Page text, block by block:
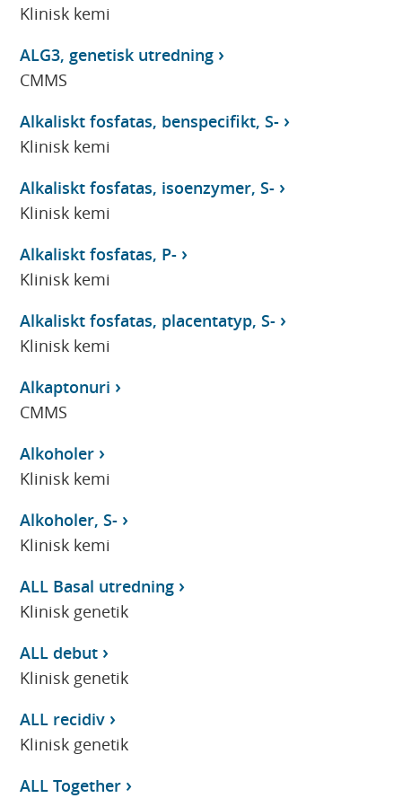
Klinisk kemi
ALG3, genetisk utredning
CMMS
Alkaliskt fosfatas, benspecifikt, S-
Klinisk kemi
Alkaliskt fosfatas, isoenzymer, S-
Klinisk kemi
Alkaliskt fosfatas, P-
Klinisk kemi
Alkaliskt fosfatas, placentatyp, S-
Klinisk kemi
Alkaptonuri
CMMS
Alkoholer
Klinisk kemi
Alkoholer, S-
Klinisk kemi
ALL Basal utredning
Klinisk genetik
ALL debut
Klinisk genetik
ALL recidiv
Klinisk genetik
ALL Together